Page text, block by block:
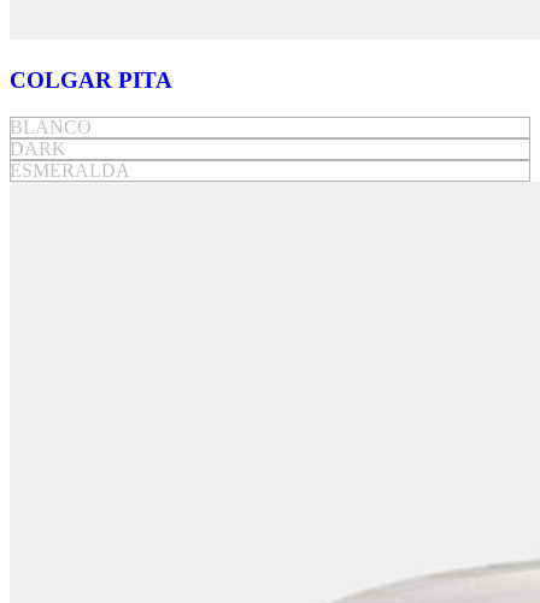
COLGAR PITA
BLANCO
DARK
ESMERALDA